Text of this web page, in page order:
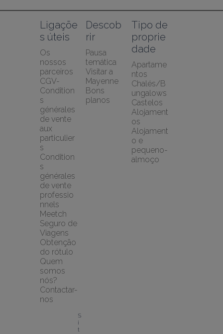
Ligaçõe
s úteis
Os
nossos
parceiros
CGV-
Condition
s
générales
de vente
aux
particulier
s
Condition
s
générales
de vente
professio
nnels
Meetch
Seguro de
Viagens
Obtenção
do rótulo
Quem
somos
nós?
Contactar-
nos
Descob
rir
Pausa
temática
Visitar a
Mayenne
Bons
planos
Tipo de
proprie
dade
Apartame
ntos
Chalés/B
ungalows
Castelos
Alojament
os
Alojament
o e
pequeno-
almoço
S
i
t